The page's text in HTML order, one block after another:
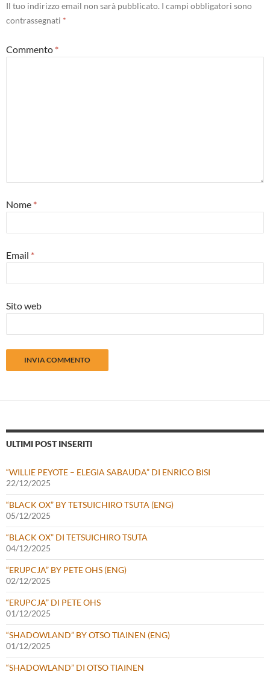
Il tuo indirizzo email non sarà pubblicato. I campi obbligatori sono
contrassegnati *
Commento *
Nome *
Email *
Sito web
ULTIMI POST INSERITI
“WILLIE PEYOTE – ELEGIA SABAUDA” DI ENRICO BISI
22/12/2025
“BLACK OX” BY TETSUICHIRO TSUTA (ENG)
05/12/2025
“BLACK OX” DI TETSUICHIRO TSUTA
04/12/2025
“ERUPCJA” BY PETE OHS (ENG)
02/12/2025
“ERUPCJA” DI PETE OHS
01/12/2025
“SHADOWLAND” BY OTSO TIAINEN (ENG)
01/12/2025
“SHADOWLAND” DI OTSO TIAINEN